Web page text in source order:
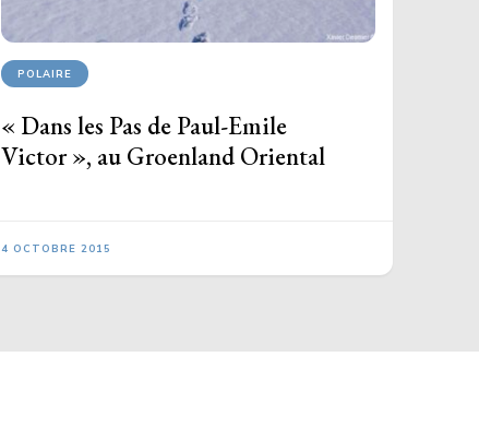
POLAIRE
« Dans les Pas de Paul-Emile
Victor », au Groenland Oriental
4 OCTOBRE 2015